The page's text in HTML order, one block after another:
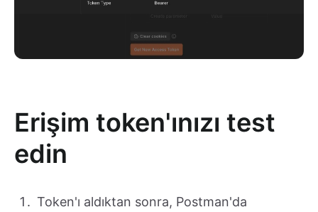
Erişim token'ınızı test
edin
Token'ı aldıktan sonra, Postman'da